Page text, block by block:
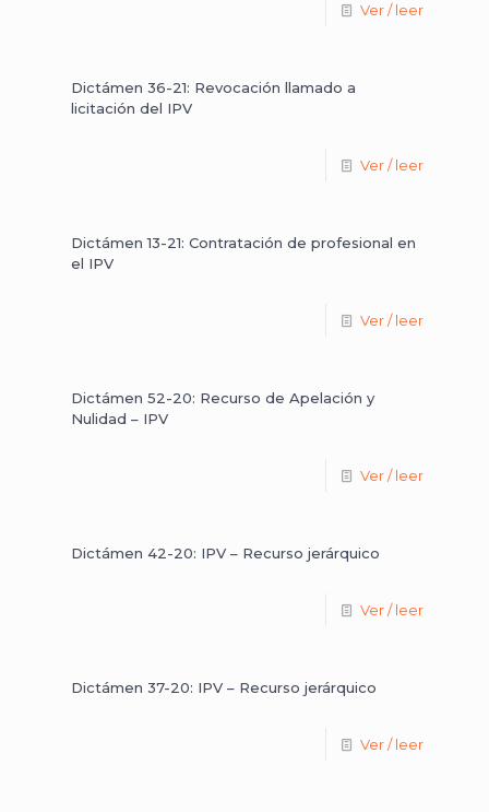
Ver / leer
Dictámen 36-21: Revocación llamado a
licitación del IPV
Ver / leer
Dictámen 13-21: Contratación de profesional en
el IPV
Ver / leer
Dictámen 52-20: Recurso de Apelación y
Nulidad – IPV
Ver / leer
Dictámen 42-20: IPV – Recurso jerárquico
Ver / leer
Dictámen 37-20: IPV – Recurso jerárquico
Ver / leer